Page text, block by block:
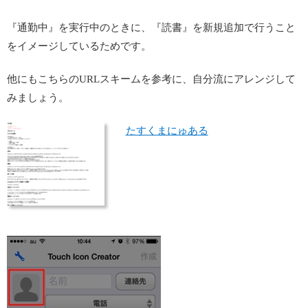
『通勤中』を実行中のときに、『読書』を新規追加で行うこと
をイメージしているためです。
他にもこちらのURLスキームを参考に、自分流にアレンジして
みましょう。
たすくまにゅある